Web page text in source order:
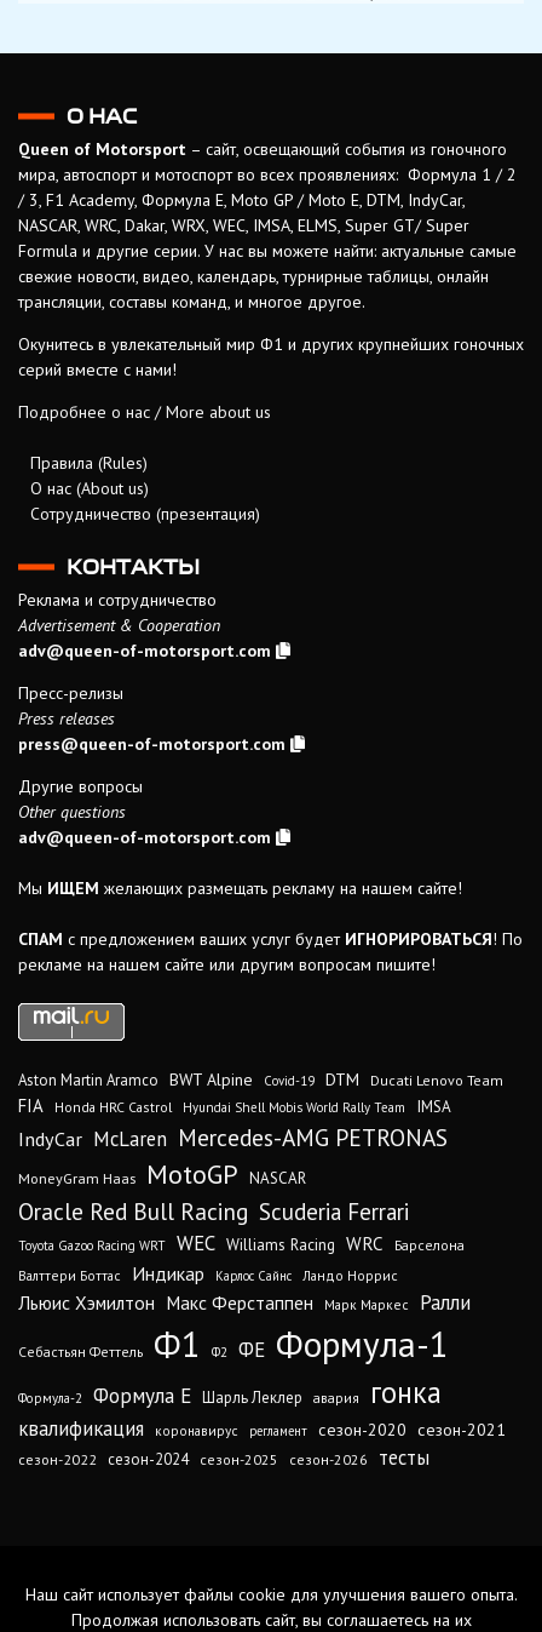
О НАС
Queen of Motorsport – сайт, освещающий события из гоночного
мира, автоспорт и мотоспорт во всех проявлениях: Формула 1 / 2
/ 3, F1 Academy, Формула Е, Moto GP / Moto E, DTM, IndyCar,
NASCAR, WRC, Dakar, WRX, WEC, IMSA, ELMS, Super GT/ Super
Formula и другие серии. У нас вы можете найти: актуальные самые
свежие новости, видео, календарь, турнирные таблицы, онлайн
трансляции, составы команд, и многое другое.
Окунитесь в увлекательный мир Ф1 и других крупнейших гоночных
серий вместе с нами!
Подробнее о нас / More about us
Правила (Rules)
О нас (About us)
Сотрудничество (презентация)
КОНТАКТЫ
Реклама и сотрудничество
Advertisement & Cooperation
adv@queen-of-motorsport.com
Пресс-релизы
Press releases
press@queen-of-motorsport.com
Другие вопросы
Other questions
adv@queen-of-motorsport.com
Мы ИЩЕМ желающих размещать рекламу на нашем сайте!
СПАМ с предложением ваших услуг будет ИГНОРИРОВАТЬСЯ! По
рекламе на нашем сайте или другим вопросам пишите!
Aston Martin Aramco BWT Alpine Covid-19 DTM Ducati Lenovo Team
FIA Honda HRC Castrol Hyundai Shell Mobis World Rally Team IMSA
IndyCar McLaren Mercedes-AMG PETRONAS
MoneyGram Haas MotoGP NASCAR
Oracle Red Bull Racing Scuderia Ferrari
Toyota Gazoo Racing WRT WEC Williams Racing WRC
Барселона
Валттери Боттас
Индикар Карлос Сайнс Ландо Норрис
Льюис Хэмилтон Макс Ферстаппен Марк Маркес Ралли
Себастьян Феттель Ф1 Ф2 ФЕ Формула-1
Формула-2 Формула Е Шарль Леклер авария гонка
квалификация коронавирус регламент сезон-2020 сезон-2021
сезон-2022 сезон-2024 сезон-2025 сезон-2026 тесты
Наш сайт использует файлы cookie для улучшения вашего опыта.
Продолжая использовать сайт, вы соглашаетесь на их